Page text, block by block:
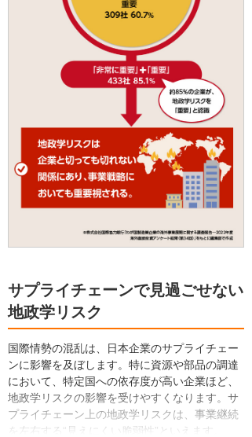
サプライチェーンで見過ごせない
地政学リスク
国際情勢の混乱は、日本企業のサプライチェー
ンに影響を及ぼします。特に資源や部品の調達
において、特定国への依存度が高い企業ほど、
地政学リスクの影響を受けやすくなります。サ
プライチェーン上の地政学リスクは、事業継続
を左右する“見えにくい脆弱性”といえます。